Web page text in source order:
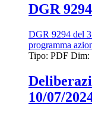
DGR
DGR 9294 del
programma
Tipo: PDF Dim:
10/07/